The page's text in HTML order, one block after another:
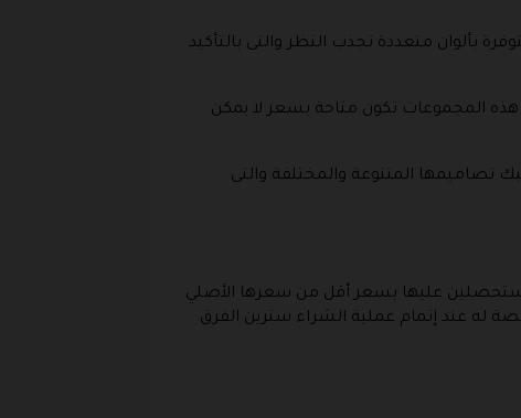
المزينة بريش من جيلدا اند بيرل والمصممة بانسيابية من الحرير بنسبة 100% والمتوفرة بألوان متعددة تجذب النظر والتى بالتأكيد
المجموعات تكون متاحة بسعر لا يمكن
تصاميمها المتنوعة والمختلفة والتى
ستحصلين عليها بسعر أقل من سعرها الأصلي
له عند إتمام عملية الشراء سترين الفرق